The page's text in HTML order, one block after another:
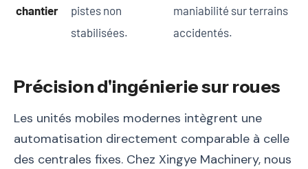
chantier
pistes non
stabilisées.
maniabilité sur terrains
accidentés.
Précision d'ingénierie sur roues
Les unités mobiles modernes intègrent une
automatisation directement comparable à celle
des centrales fixes. Chez Xingye Machinery, nous